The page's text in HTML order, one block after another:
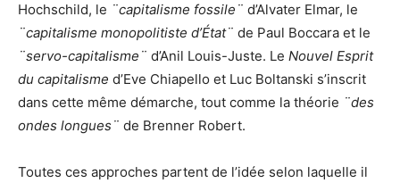
Hochschild, le ¨capitalisme fossile¨ d’Alvater Elmar, le
¨capitalisme monopolitiste d’État¨ de Paul Boccara et le
¨servo-capitalisme¨ d’Anil Louis-Juste. Le Nouvel Esprit
du capitalisme d’Eve Chiapello et Luc Boltanski s’inscrit
dans cette même démarche, tout comme la théorie ¨des
ondes longues¨ de Brenner Robert.
Toutes ces approches partent de l’idée selon laquelle il